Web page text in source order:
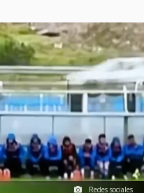
Redes sociales